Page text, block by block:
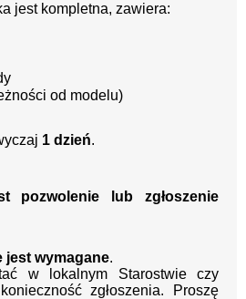
jest kompletna, zawiera:
od modelu)
1 dzień.
pozwolenie lub zgłoszenie
jest wymagane.
w lokalnym Starostwie czy
zgłoszenia. Proszę